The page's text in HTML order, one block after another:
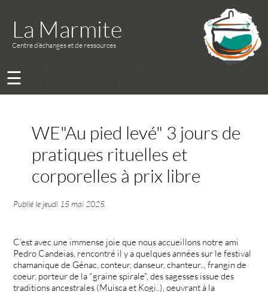
La Marmite
Centre d’échanges et de ressources
☰
WE"Au pied levé" 3 jours de
pratiques rituelles et
corporelles à prix libre
Publié le jeudi 15 mai 2025
C’est avec une immense joie que nous accueillons notre ami
Pedro Candeias, rencontré il y a quelques années sur le festival
chamanique de Génac, conteur, danseur, chanteur.., frangin de
coeur, porteur de la "graine spirale", des sagesses issue des
traditions ancestrales (Muisca et Kogi..), oeuvrant à la